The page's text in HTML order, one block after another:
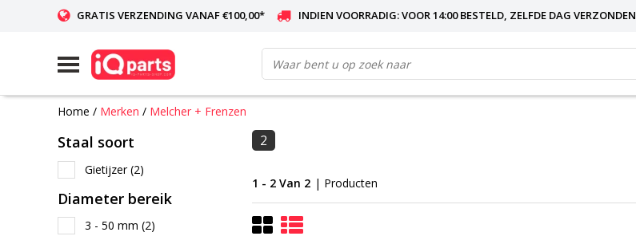
GRATIS VERZENDING VANAF €100,00* INDIEN VOORRADIG: VOOR 14:00 BESTELD, ZELFDE DAG VERZONDEN
Home / Merken / Melcher + Frenzen
Staal soort
Gietijzer(2)
Diameter bereik
3 - 50 mm (2)
2
1 - 2 Van 2 | Producten